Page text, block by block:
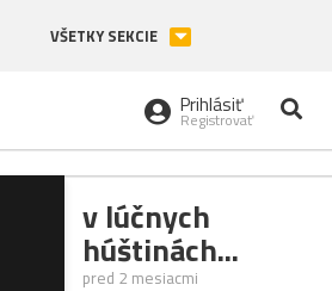
VŠETKY SEKCIE
Prihlásiť
Registrovať
v lúčnych
húštinách...
pred 2 mesiacmi